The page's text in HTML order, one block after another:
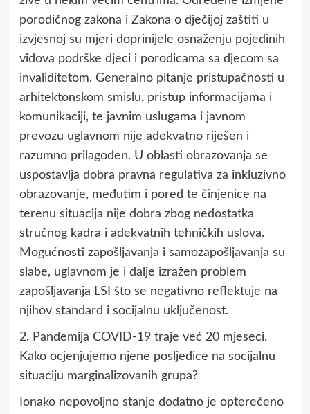
porodičnog zakona i Zakona o dječijoj zaštiti u
izvjesnoj su mjeri doprinijele osnaženju pojedinih
vidova podrške djeci i porodicama sa djecom sa
invaliditetom. Generalno pitanje pristupačnosti u
arhitektonskom smislu, pristup informacijama i
komunikaciji, te javnim uslugama i javnom
prevozu uglavnom nije adekvatno riješen i
razumno prilagođen. U oblasti obrazovanja se
uspostavlja dobra pravna regulativa za inkluzivno
obrazovanje, međutim i pored te činjenice na
terenu situacija nije dobra zbog nedostatka
stručnog kadra i adekvatnih tehničkih uslova.
Mogućnosti zapošljavanja i samozapošljavanja su
slabe, uglavnom je i dalje izražen problem
zapošljavanja LSI što se negativno reflektuje na
njihov standard i socijalnu uključenost.
2. Pandemija COVID-19 traje već 20 mjeseci.
Kako ocjenjujemo njene posljedice na socijalnu
situaciju marginalizovanih grupa?
Ionako nepovoljno stanje dodatno je opterećeno